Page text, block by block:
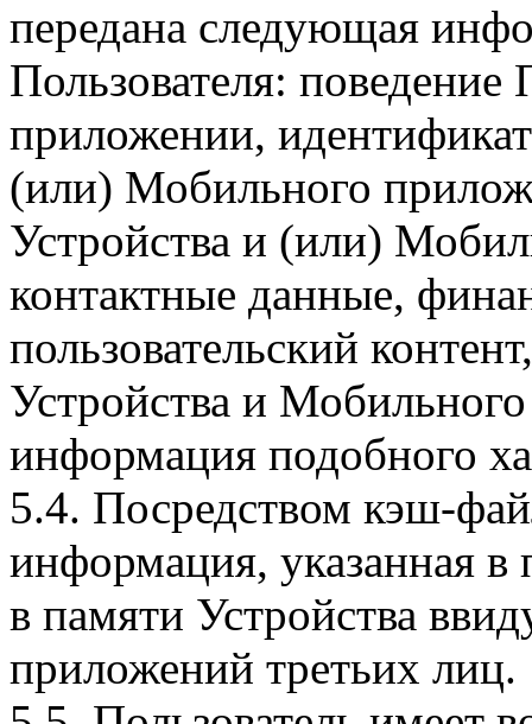
передана следующая
Пользователя:
приложении,
(или) Мобильного
Устройства и (или)
контактные данные,
пользовательский
Устройства и
информация подобного
5.4. Посредством кэш-
информация, указанная в
в памяти Устройства
приложений третьих лиц.